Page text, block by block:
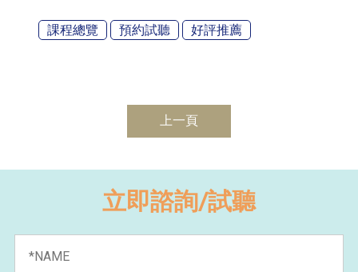
課程總覽 預約試聽 好評推薦
上一頁
立即諮詢/試聽